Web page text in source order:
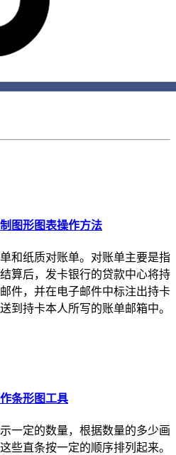
图形图表操作方法
和纸质对账单。对账单主要是指
算后，发卡银行的贷款中心将持
件，并在电子邮件中标注出持卡
到持卡本人所写的账单邮箱中。
条形图工具
一定的数量，根据数量的多少画
些直条按一定的顺序排列起来。